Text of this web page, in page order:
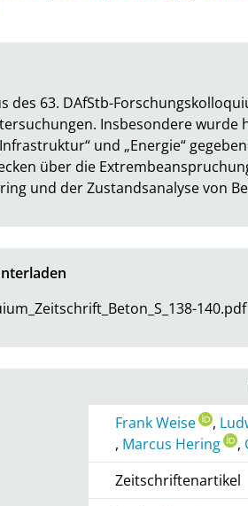
des 63. DAfStb-
Insbesondere wurde
und „Energie“
über die
und der Zustandsanalyse von
140.pdf
Frank Weise ,
, Marcus Hering ,
Zeitschriftenartikel